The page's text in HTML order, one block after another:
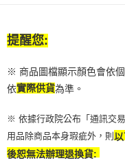
任。
４．使用「AFTEE先享後付
請求用戶進行身份認證。
５．嚴禁一人註冊多個帳號
恩沛科技股份有限公司將有
提醒您:
※ 商品圖檔顯示顏色會依
依實際供貨為準。
※ 依據行政院公布「通訊交
用品除商品本身瑕疵外，則
後恕無法辦理退換貨: